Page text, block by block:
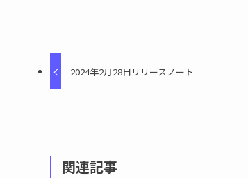
2024年2月28日リリースノート
関連記事